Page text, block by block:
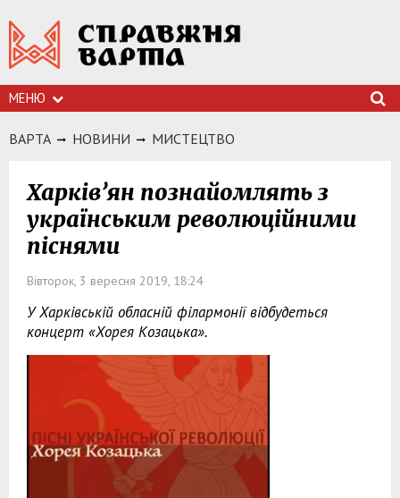
МЕНЮ
ВАРТА НОВИНИ МИСТЕЦТВО
Харків’ян познайомлять з
українським революційними
піснями
Вівторок, 3 вересня 2019, 18:24
У Харківській обласній філармонії відбудеться
концерт «Хорея Козацька».